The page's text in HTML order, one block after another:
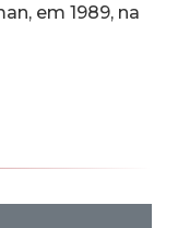
em 1989, na